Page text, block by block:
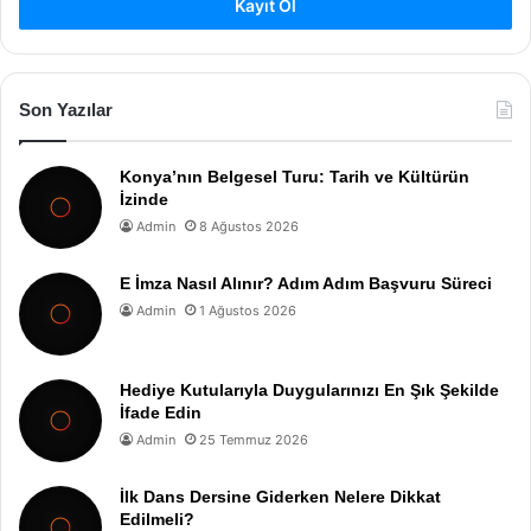
Kayıt Ol
Son Yazılar
Konya’nın Belgesel Turu: Tarih ve Kültürün
İzinde
Admin 8 Ağustos 2026
E İmza Nasıl Alınır? Adım Adım Başvuru Süreci
Admin 1 Ağustos 2026
Hediye Kutularıyla Duygularınızı En Şık Şekilde
İfade Edin
Admin 25 Temmuz 2026
İlk Dans Dersine Giderken Nelere Dikkat
Edilmeli?